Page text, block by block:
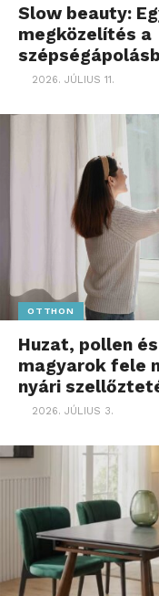
Slow beauty:
megközelítés a
2026. JÚLIUS 11.
OTTHON
Huzat, pollen
magyarok fele
nyári
2026. JÚLIUS 3.